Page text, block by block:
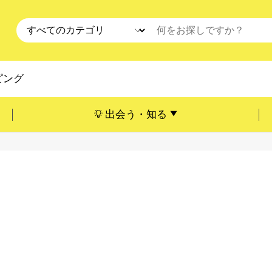
ング
出会う・知る